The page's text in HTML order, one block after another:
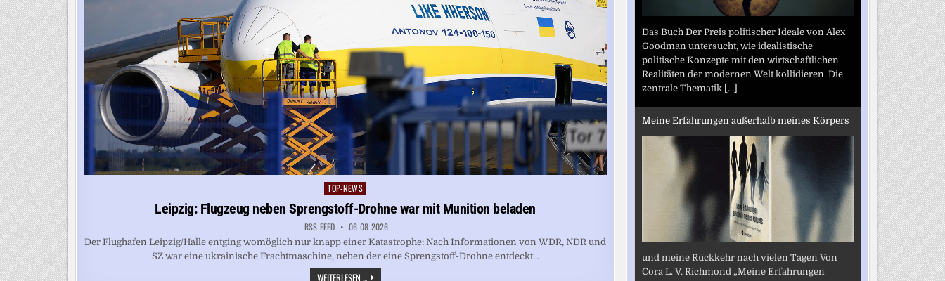
Posted
TOP-NEWS
Leipzig: Flugzeug neben Sprengstoff-Drohne war mit Munition beladen
RSS-FEED 06-08-2026
Der Flughafen Leipzig/Halle entging womöglich nur knapp einer Katastrophe: Nach Informationen von WDR, NDR und
SZ war eine ukrainische Frachtmaschine, neben der eine Sprengstoff-Drohne entdeckt...
WEITERLESEN ... LEIPZIG:
Das Buch Der Preis politischer Ideale von Alex
Goodman untersucht, wie idealistische
politische Konzepte mit den wirtschaftlichen
Realitäten der modernen Welt kollidieren. Die
zentrale Thematik [...]
Meine Erfahrungen außerhalb meines Körpers
und meine Rückkehr nach vielen Tagen Von
Cora L. V. Richmond „Meine Erfahrungen